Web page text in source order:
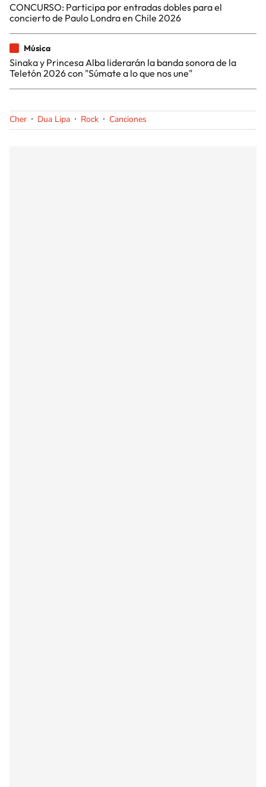
CONCURSO: Participa por entradas dobles para el
concierto de Paulo Londra en Chile 2026
Música
Sinaka y Princesa Alba liderarán la banda sonora de la
Teletón 2026 con "Súmate a lo que nos une"
Cher Dua Lipa Rock Canciones